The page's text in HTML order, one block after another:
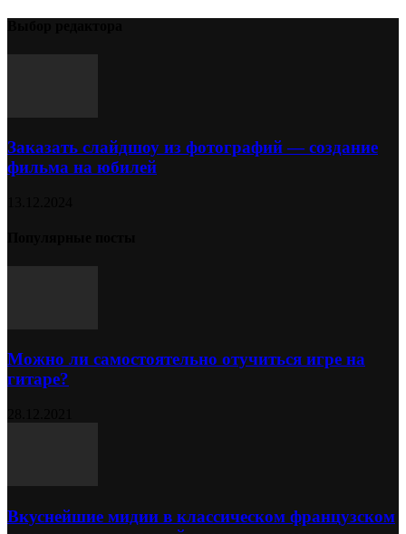
Заказать слайдшоу из фотографий — создание
фильма на юбилей
Можно ли самостоятельно отучиться игре на
гитаре?
Вкуснейшие мидии в классическом французском